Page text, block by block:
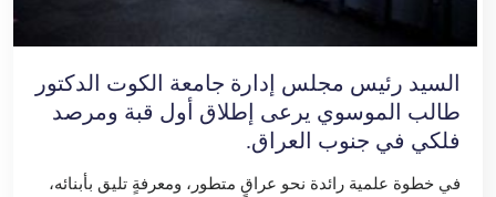
السيد رئيس مجلس إدارة جامعة الكوت الدكتور
طالب الموسوي يرعى إطلاق أول قبة ومرصد
فلكي في جنوب العراق.
في خطوة علمية رائدة نحو عراقٍ متطور، ومعرفةٍ تليق بأبنائه،